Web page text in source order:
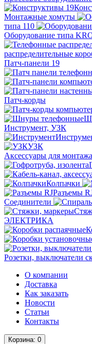
Монтажные хомуты
типа 110
Оборудование типа
распределительные
Патч-панели 19
Патч-корды
Инструмент, УЗК
УЗК
Аксессуары для монтажа
Колпачки
Разъемы
Соединители
ЭЛЕКТРИКА
Розетки, выключатели
О компании
Доставка
Как заказать
Новости
Статьи
Контакты
Корзина: 0